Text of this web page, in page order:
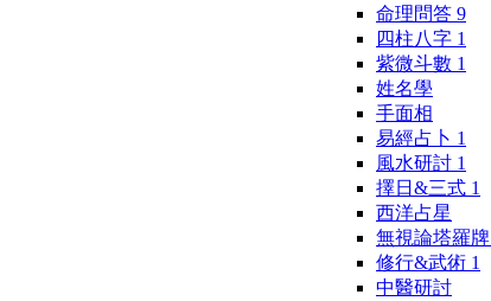
命理問答 9
四柱八字 1
紫微斗數 1
姓名學
手面相
易經占卜 1
風水研討 1
擇日&三式 1
西洋占星
無視論塔羅牌
修行&武術 1
中醫研討